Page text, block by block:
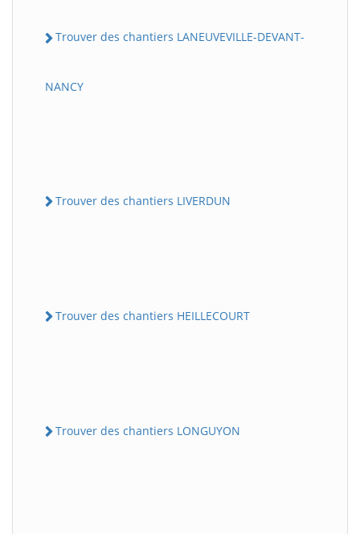
Trouver des chantiers LANEUVEVILLE-DEVANT-
NANCY
Trouver des chantiers LIVERDUN
Trouver des chantiers HEILLECOURT
Trouver des chantiers LONGUYON